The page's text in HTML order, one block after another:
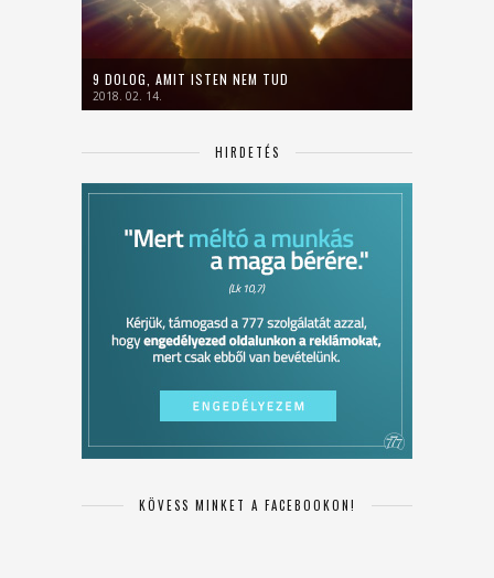
9 DOLOG, AMIT ISTEN NEM TUD
2018. 02. 14.
HIRDETÉS
KÖVESS MINKET A FACEBOOKON!